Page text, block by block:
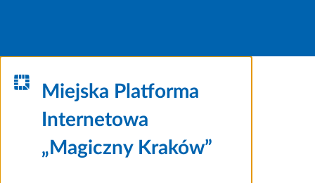
Miejska Platforma
Internetowa
„Magiczny Kraków”